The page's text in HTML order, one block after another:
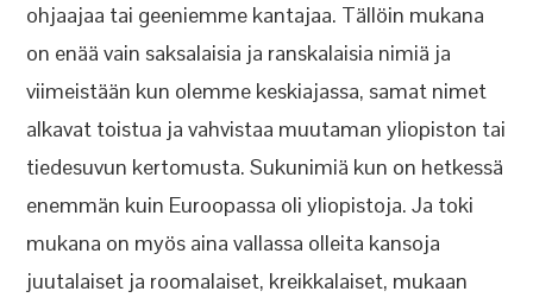
ohjaajaa tai geeniemme kantajaa. Tällöin mukana
on enää vain saksalaisia ja ranskalaisia nimiä ja
viimeistään kun olemme keskiajassa, samat nimet
alkavat toistua ja vahvistaa muutaman yliopiston tai
tiedesuvun kertomusta. Sukunimiä kun on hetkessä
enemmän kuin Euroopassa oli yliopistoja. Ja toki
mukana on myös aina vallassa olleita kansoja
juutalaiset ja roomalaiset, kreikkalaiset, mukaan